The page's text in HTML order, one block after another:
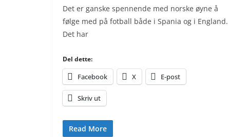
Det er ganske spennende med norske øyne å
følge med på fotball både i Spania og i England.
Det har
Del dette:
Facebook X E-post
Skriv ut
Read More